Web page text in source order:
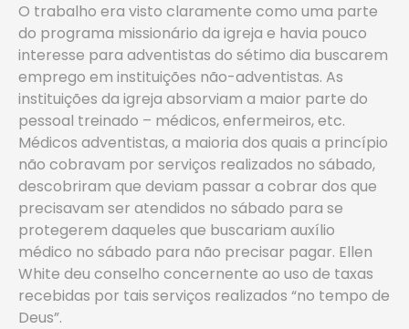
O trabalho era visto claramente como uma parte
do programa missionário da igreja e havia pouco
interesse para adventistas do sétimo dia buscarem
emprego em instituições não-adventistas. As
instituições da igreja absorviam a maior parte do
pessoal treinado – médicos, enfermeiros, etc.
Médicos adventistas, a maioria dos quais a princípio
não cobravam por serviços realizados no sábado,
descobriram que deviam passar a cobrar dos que
precisavam ser atendidos no sábado para se
protegerem daqueles que buscariam auxílio
médico no sábado para não precisar pagar. Ellen
White deu conselho concernente ao uso de taxas
recebidas por tais serviços realizados “no tempo de
Deus”.